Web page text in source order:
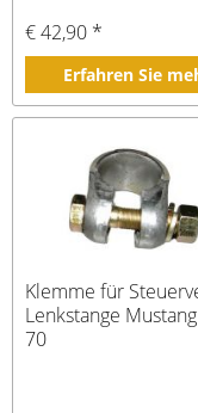
€ 42,90 *
Erfahren Sie
Klemme für
Lenkstange
70